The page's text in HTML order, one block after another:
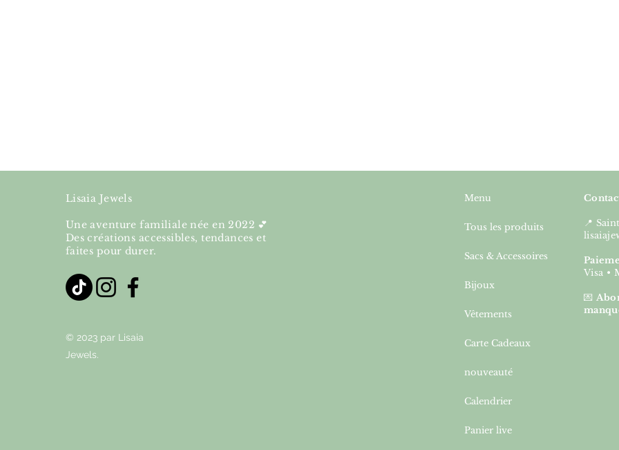
Lisaia Jewels
Une aventure familiale née en 2022 💕
Des créations accessibles, tendances et
faites pour durer.
© 2023 par Lisaia
Jewels.
Menu
Tous les produits
Sacs & Accessoires
Bijoux
Vêtements
Carte Cadeaux
nouveauté
Calendrier
Panier live
📍
Visa •
💌